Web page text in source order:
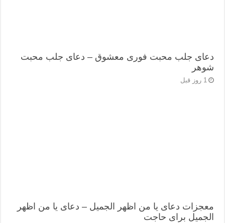
دعای جلب محبت فوری معشوق – دعای جلب محبت
شوهر
1 روز قبل
معجزات دعای یا من اظهر الجمیل – دعای یا من اظهر
الجمیل برای حاجت